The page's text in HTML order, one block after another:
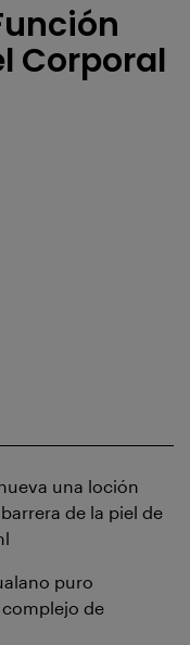
Corporal
una loción
de la piel de
puro
de